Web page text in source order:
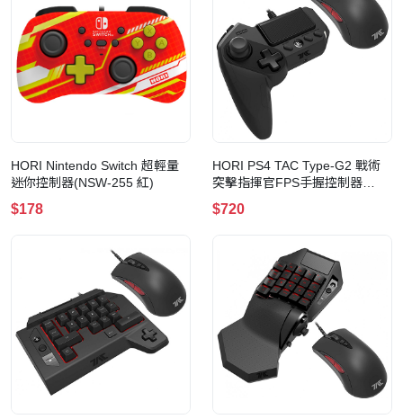
HORI Nintendo Switch 超輕量
迷你控制器(NSW-255 紅)
$178
HORI PS4 TAC Type-G2 戰術
突擊指揮官FPS手握控制器
(PS4-120A)
$720